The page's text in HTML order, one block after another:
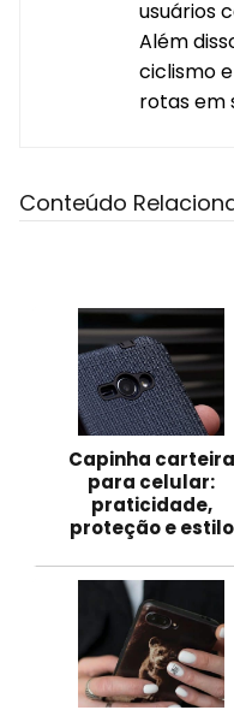
usuários
Além
ciclismo
rotas em
Conteúdo
Capinha carteira
para celular:
praticidade,
proteção e estilo